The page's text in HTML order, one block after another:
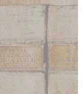
o
r
a
n
n